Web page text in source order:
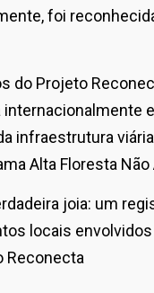
foi
do Projeto
infraestrutura
Alta Floresta Não
joia: um
locais
Reconecta